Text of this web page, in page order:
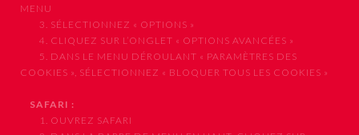
MENU
3. SÉLECTIONNEZ « OPTIONS »
4. CLIQUEZ SUR L’ONGLET « OPTIONS AVANCÉES »
5. DANS LE MENU DÉROULANT « PARAMÈTRES DES
COOKIES », SÉLECTIONNEZ « BLOQUER TOUS LES COOKIES »
SAFARI :
1. OUVREZ SAFARI